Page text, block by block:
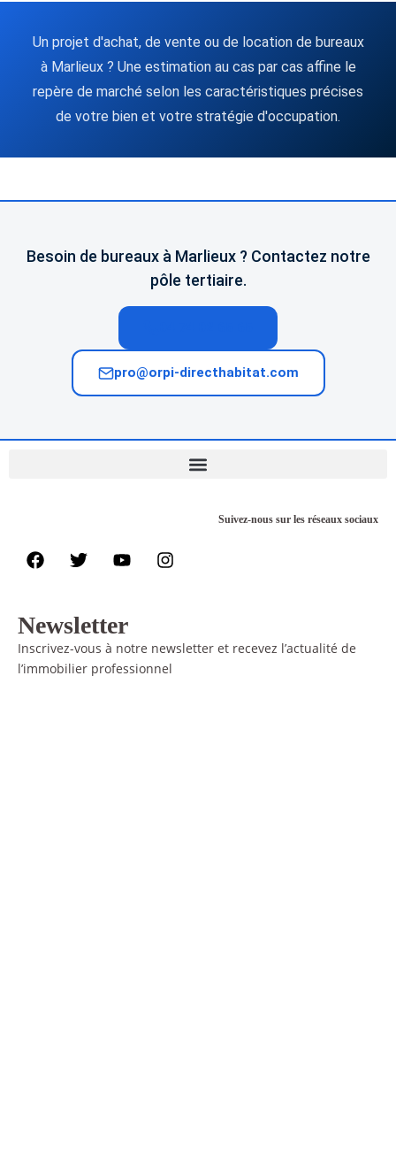
Un projet d'achat, de vente ou de location de bureaux
à Marlieux ? Une estimation au cas par cas affine le
repère de marché selon les caractéristiques précises
de votre bien et votre stratégie d'occupation.
Besoin de bureaux à Marlieux ? Contactez notre
pôle tertiaire.
pro@orpi-directhabitat.com
Suivez-nous sur les réseaux sociaux
Newsletter
Inscrivez-vous à notre newsletter et recevez l’actualité de
l’immobilier professionnel